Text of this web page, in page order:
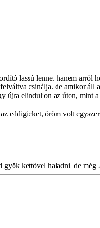
lassú lenne, hanem arról
csinálja. de amikor
újra elinduljon az úton, mint
eddigieket, öröm volt
kettővel haladni, de